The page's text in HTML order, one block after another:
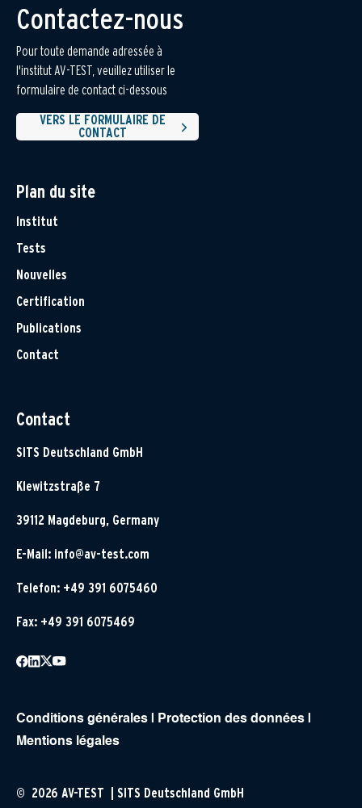
Contactez-nous
Pour toute demande adressée à
l'institut AV-TEST, veuillez utiliser le
formulaire de contact ci-dessous
VERS LE FORMULAIRE DE
CONTACT
Plan du site
Institut
Tests
Nouvelles
Certification
Publications
Contact
Contact
SITS Deutschland GmbH
Klewitzstraße 7
39112 Magdeburg, Germany
E-Mail: info@av-test.com
Telefon: +49 391 6075460
Fax: +49 391 6075469
Conditions générales | Protection des données |
Mentions légales
© 2026 AV-TEST | SITS Deutschland GmbH